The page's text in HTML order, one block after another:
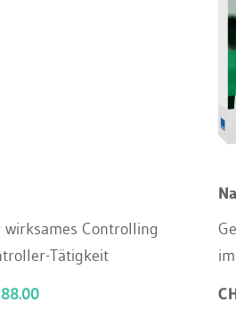
Controlling
Tätigkeit